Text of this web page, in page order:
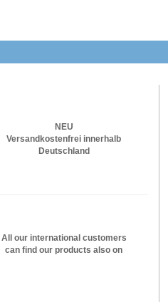
NEU
Versandkostenfrei innerhalb
Deutschland
All our international customers
can find our products also on